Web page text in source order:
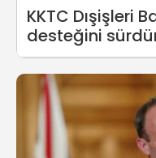
KKTC Dışişleri
desteğini
kalmamıştır